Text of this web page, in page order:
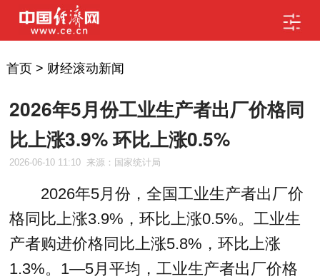
首页> 财经滚动新闻
2026年5月份工业生产者出厂价格同
比上涨3.9% 环比上涨0.5%
2026-06-10 11:10 来源：国家统计局
2026年5月份，全国工业生产者出厂价
格同比上涨3.9%，环比上涨0.5%。工业生
产者购进价格同比上涨5.8%，环比上涨
1.3%。1—5月平均，工业生产者出厂价格